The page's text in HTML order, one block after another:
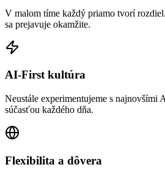
V malom tíme každý priamo tvorí
sa prejavuje okamžite.
AI-First kultúra
Neustále experimentujeme s najnovšími
súčasťou každého dňa.
Flexibilita a dôvera